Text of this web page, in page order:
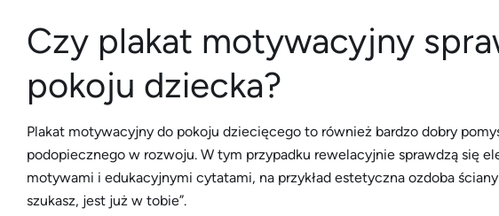
Czy plakat motywacyjny
pokoju dziecka?
Plakat motywacyjny do pokoju dziecięcego to również bardzo dobry
podopiecznego w rozwoju. W tym przypadku rewelacyjnie sprawdzą się
motywami i edukacyjnymi cytatami, na przykład estetyczna ozdoba
szukasz, jest już w tobie”.